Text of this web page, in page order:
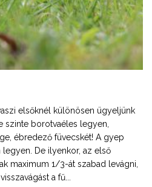
elsőknél különösen ügyeljünk
szinte borotvaéles legyen,
ébredező füvecskét! A gyep
legyen. De ilyenkor, az első
maximum 1/3-át szabad levágni,
a fű...